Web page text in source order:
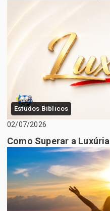
Estudos Bíblicos
02/07/2026
Como Superar a Luxúria